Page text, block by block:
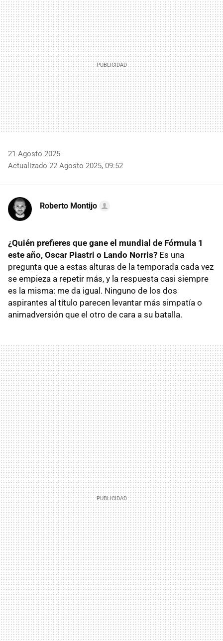
MAIL
21 Agosto 2025
Actualizado 22 Agosto 2025, 09:52
Roberto Montijo
¿Quién prefieres que gane el mundial de Fórmula 1
este año, Oscar Piastri o Lando Norris? Es una
pregunta que a estas alturas de la temporada cada vez
se empieza a repetir más, y la respuesta casi siempre
es la misma: me da igual. Ninguno de los dos
aspirantes al título parecen levantar más simpatía o
animadversión que el otro de cara a su batalla.